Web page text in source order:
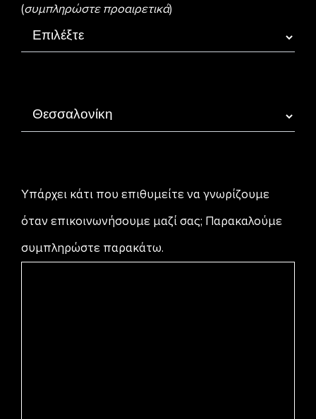
(συμπληρώστε προαιρετικά)
Υπάρχει κάτι που επιθυμείτε να γνωρίζουμε
όταν επικοινωνήσουμε μαζί σας; Παρακαλούμε
συμπληρώστε παρακάτω.